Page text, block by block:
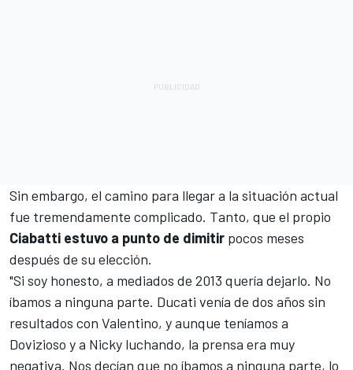
Sin embargo, el camino para llegar a la situación actual
fue tremendamente complicado. Tanto, que el propio
Ciabatti estuvo a punto de dimitir pocos meses
después de su elección.
"Si soy honesto, a mediados de 2013 quería dejarlo. No
íbamos a ninguna parte. Ducati venía de dos años sin
resultados con Valentino, y aunque teníamos a
Dovizioso y a Nicky luchando, la prensa era muy
negativa. Nos decían que no íbamos a ninguna parte, lo